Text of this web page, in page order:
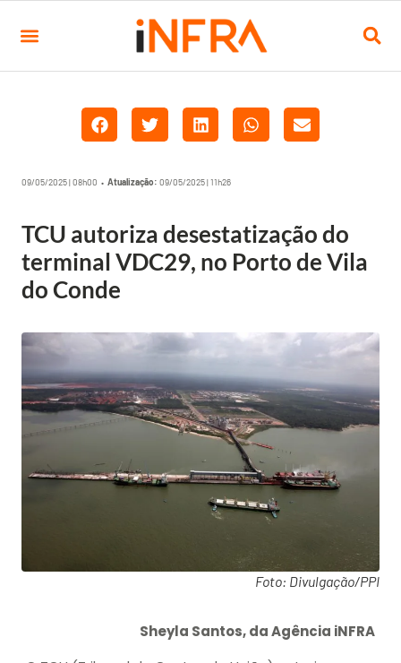
09/05/2025 | 08h00 • Atualização: 09/05/2025 | 11h26
TCU autoriza desestatização do
terminal VDC29, no Porto de Vila
do Conde
Foto: Divulgação/PPI
Sheyla Santos, da Agência iNFRA